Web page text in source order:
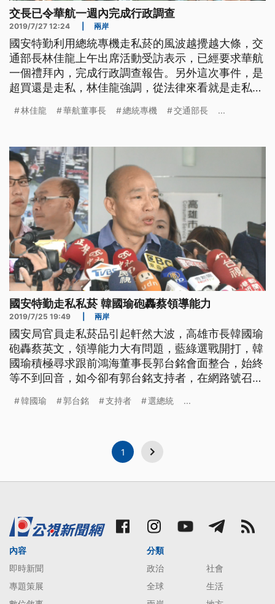
交長已令華航一週內完成行政調查
2019/7/27 12:24 兩岸
國安特勤利用總統專機走私菸的風波越攪越大條，交
通部長林佳龍上午出席活動受訪表示，已經要求華航
一個禮拜內，完成行政調查報告。另外這次事件，是
超買還是走私，林佳龍強調，從法律來看就是走私，
統府不同調。 總統專機爆發走私菸事件延燒六天，
滿，華航董事長謝世謙週五晚間到交通部與部長林佳
龍見面後，公布最新懲處結果，將
林佳龍 華航董事長 總統專機 交通部長 ...
國安特勤走私私菸 韓國瑜砲轟蔡領導能力
2019/7/25 19:49 兩岸
國安局官員走私菸品引起軒然大波，高雄市長韓國瑜
砲轟蔡英文，領導能力大有問題，藍綠選戰開打，韓
國瑜積極尋求跟前鴻海董事長郭台銘會面整合，始終
等不到回音，如今卻有郭台銘支持者，在網路號召連
號將正式提名韓國瑜參選2020，跟總統蔡英文展開
高雄市長韓國瑜說：「請蔡英文
韓國瑜 郭台銘 支持者 選總統 ...
1
內容
即時新聞
專題策展
分類
政治
社會
全球
生活